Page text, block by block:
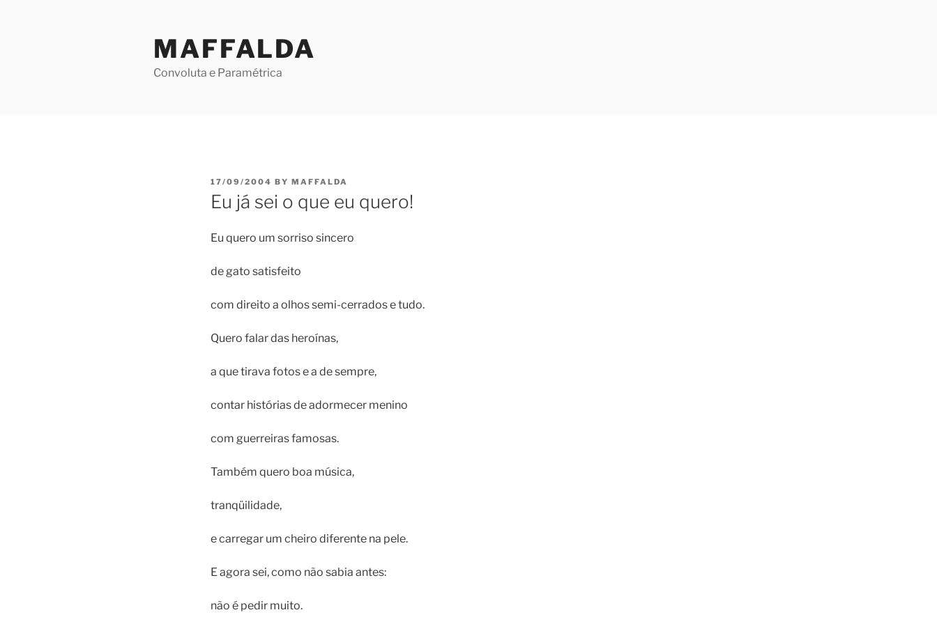
MAFFALDA
Convoluta e Paramétrica
POSTED
ON
17/09/2004 BY MAFFALDA
Eu já sei o que eu quero!
Eu quero um sorriso sincero
de gato satisfeito
com direito a olhos semi-cerrados e tudo.
Quero falar das heroínas,
a que tirava fotos e a de sempre,
contar histórias de adormecer menino
com guerreiras famosas.
Também quero boa música,
tranqüilidade,
e carregar um cheiro diferente na pele.
E agora sei, como não sabia antes:
não é pedir muito.